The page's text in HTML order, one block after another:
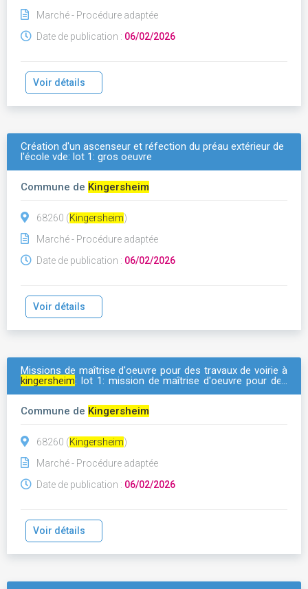
Marché - Procédure adaptée
Date de publication : 06/02/2026
Voir détails
Création d'un ascenseur et réfection du préau extérieur de
l'école vde: lot 1: gros oeuvre
Commune de Kingersheim
68260 (Kingersheim)
Marché - Procédure adaptée
Date de publication : 06/02/2026
Voir détails
Missions de maîtrise d'oeuvre pour des travaux de voirie à
kingersheim: lot 1: mission de maîtrise d'oeuvre pour des
Commune de Kingersheim
68260 (Kingersheim)
Marché - Procédure adaptée
Date de publication : 06/02/2026
Voir détails